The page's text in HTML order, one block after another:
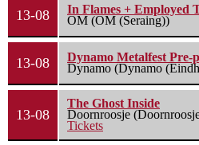
13-08
In Flames + Employed
OM (OM (Seraing))
13-08
Dynamo Metalfest Pre-
Dynamo (Dynamo
13-08
The Ghost Inside
Doornroosje
Tickets